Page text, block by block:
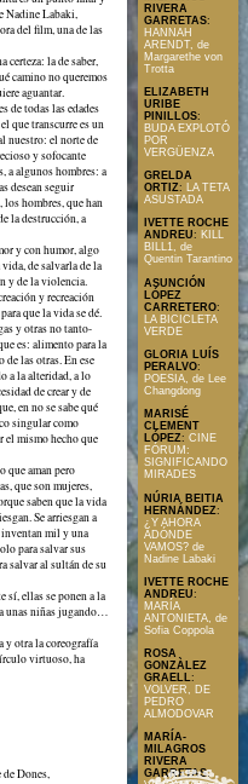
Nadine Labaki,
del film, una de las
certeza: la de saber,
camino no queremos
aguantar.
de todas las edades
que transcurre es un
nuestro: el norte de
y sofocante
a algunos hombres: a
desean seguir
hombres, que han
la destrucción, a
y con humor, algo
de salvarla de la
y de la violencia.
y recreación
que la vida se dé.
y otras no tanto-
es: alimento para la
las otras. En ese
a la alteridad, a lo
de crear y de
en no se sabe qué
singular como
el mismo hecho que
que aman pero
que son mujeres,
saben que la vida
Se arriesgan a
inventan mil y una
para salvar sus
salvar al sultán de su
sí, ellas se ponen a la
unas niñas jugando…
y otra la coreografía
virtuoso, ha
Dones,
RIVERA
GARRETAS:
HANNAH
ARENDT, de
Margarethe von
Trotta
ELIZABETH
URIBE
PINILLOS:
BUDA EXPLOTÓ
POR
VERGÜENZA
GRELDA
ORTIZ: LA TETA
ASUSTADA
IVETTE ROCHE
ANDREU: KILL
BILL1, de
Quentin Tarantino
ASUNCIÓN
LÓPEZ
CARRETERO:
LA BICICLETA
VERDE
GLORIA LUÍS
PERALVO:
POESIA, de Lee
Changdong
MARISÉ
CLEMENT
LÓPEZ: CINE
FÓRUM:
SIGNIFICANDO
MIRADES
NÚRIA BEITIA
HERNÁNDEZ:
¿Y AHORA
ADÓNDE
VAMOS? de
Nadine Labaki
IVETTE ROCHE
ANDREU:
MARÍA
ANTONIETA, de
Sofia Coppola
ROSA
GONZÀLEZ
GRAELL:
VOLVER, DE
PEDRO
ALMODOVAR
MARÍA-
MILAGROS
RIVERA
GARRETAS: